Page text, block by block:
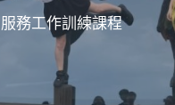
務工作訓練課程